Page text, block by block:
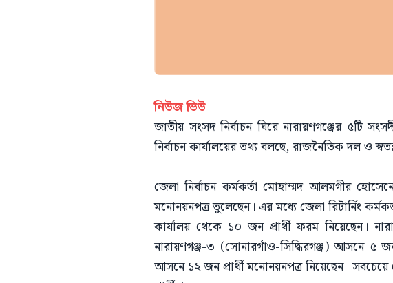
নিউজ ভিউ
জাতীয় সংসদ নির্বাচন ঘিরে নারায়ণগঞ্জের ৫টি
নির্বাচন কার্যালয়ের তথ্য বলছে, রাজনৈতিক দল ও
জেলা নির্বাচন কর্মকর্তা মোহাম্মদ আলমগীর
মনোনয়নপত্র তুলেছেন। এর মধ্যে জেলা রিটার্নিং
কার্যালয় থেকে ১০ জন প্রার্থী ফরম
নারায়ণগঞ্জ-৩ (সোনারগাঁও-সিদ্ধিরগঞ্জ) আসনে ৫
আসনে ১২ জন প্রার্থী মনোনয়নপত্র নিয়েছেন।